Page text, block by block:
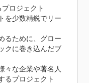
ロジェクト
を少数精鋭でリー
るために、グロー
クに巻き込んだブ
々な企業や著名人
るプロジェクト